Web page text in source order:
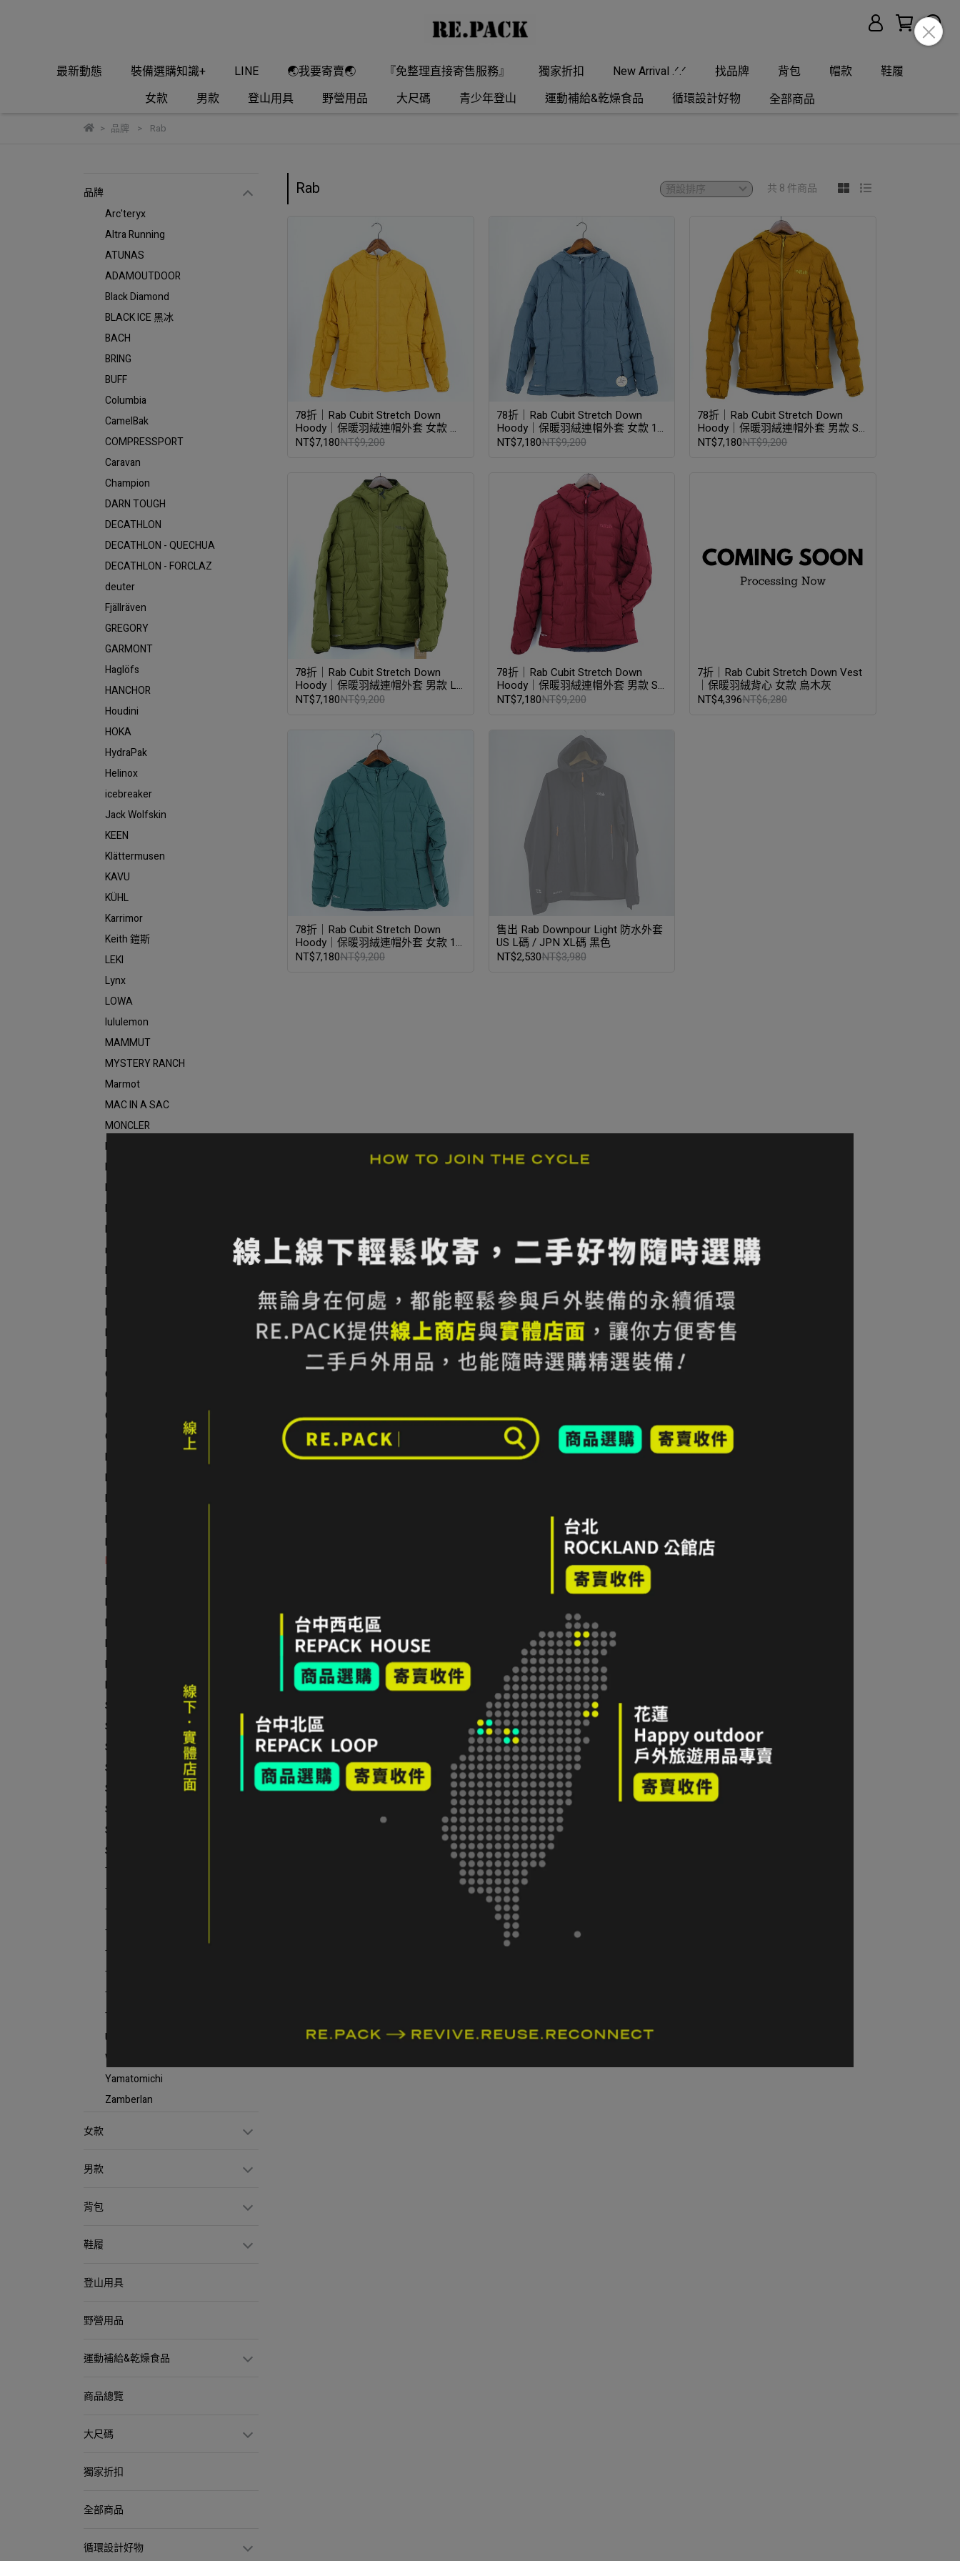
最新動態 裝備選購知識+ LINE 🌏我要寄賣🌏 『免整理直接寄售服務』 獨家折扣 New Arrival .ᐟ.ᐟ 找品牌 背包 帽款
鞋履
女款
男款 登山用具 野營用品 大尺碼 青少年登山 運動補給&乾燥食品 循環設計好物 全部商品
品牌 Rab
品牌
Arc'teryx
Altra Running
ATUNAS
ADAMOUTDOOR
Black Diamond
BLACK ICE 黑冰
BACH
BRING
BUFF
Columbia
CamelBak
COMPRESSPORT
Caravan
Champion
DARN TOUGH
DECATHLON
DECATHLON - QUECHUA
DECATHLON - FORCLAZ
deuter
Fjällräven
GREGORY
GARMONT
Haglöfs
HANCHOR
Houdini
HOKA
HydraPak
Helinox
icebreaker
Jack Wolfskin
KEEN
Klättermusen
KAVU
KÜHL
Karrimor
Keith 鎧斯
LEKI
Lynx
LOWA
lululemon
MAMMUT
MYSTERY RANCH
Marmot
MAC IN A SAC
MONCLER
MSR
MERRELL
Mountain Hardwear
Mountneer
MILLET
mont-bell
NORRØNA
Naturehike
NEW ERA
National Geographic
Nuit 努特
Outdoor Research
OSPREY
Odlo
ORTLIEB
PROTEST
Patagonia
PETZL
PRIMUS
prAna
Rab
RACE ON 銳速
RHINO 犀牛
ROYAL ROBBINS
RATOPS
Regatta
RE:NEW 研舊所
SEA TO SUMMIT
Smartwool
Snow Peak
Sprayway
Sunday Afternoons
SENSOR
SOTO
SNOW TRAVEL
TAKODA
Therm-a-Rest
TOPO
TETON BROS
THE NORTH FACE
TEVA
Timberland
TATONKA
ULSUS
Wenliang 文樑
Yamatomichi
Zamberlan
女款
男款
背包
鞋履
登山用具
野營用品
運動補給&乾燥食品
商品總覽
大尺碼
獨家折扣
全部商品
循環設計好物
Rab 共 8 件商品
78折｜Rab Cubit Stretch Down
Hoody｜保暖羽絨連帽外套 女款 深
南瓜黃
NT$7,180NT$9,200
78折｜Rab Cubit Stretch Down
Hoody｜保暖羽絨連帽外套 女款 14
碼 獵戶藍
NT$7,180NT$9,200
78折｜Rab Cubit Stretch Down
Hoody｜保暖羽絨連帽外套 男款 S
碼 足跡褐
NT$7,180NT$9,200
78折｜Rab Cubit Stretch Down
Hoody｜保暖羽絨連帽外套 男款 L
碼 綠泥石
NT$7,180NT$9,200
78折｜Rab Cubit Stretch Down
Hoody｜保暖羽絨連帽外套 男款 S
碼 腥紅
NT$7,180NT$9,200
7折｜Rab Cubit Stretch Down Vest
｜保暖羽絨背心 女款 烏木灰
NT$4,396NT$6,280
78折｜Rab Cubit Stretch Down
Hoody｜保暖羽絨連帽外套 女款 10
碼 板岩綠
NT$7,180NT$9,200
售出 Rab Downpour Light 防水外套
US L碼 / JPN XL碼 黑色
NT$2,530NT$3,980